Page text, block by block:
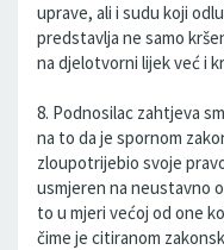
uprave, ali i sudu koji
predstavlja ne samo
na djelotvorni lijek već i
8. Podnosilac zahtjeva
na to da je spornom
zloupotrijebio svoje
usmjeren na neustavno
to u mjeri većoj od one
čime je citiranom